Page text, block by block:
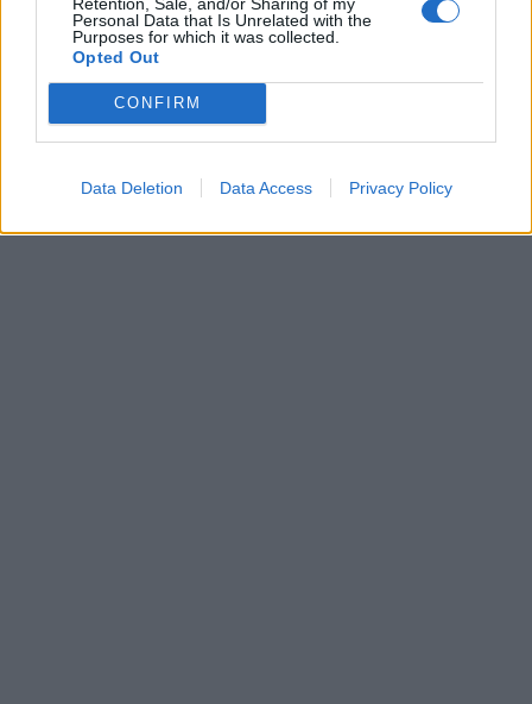
Personal Data that Is Unrelated with the
Purposes for which it was collected.
Opted Out
CONFIRM
Data Deletion Data Access Privacy Policy